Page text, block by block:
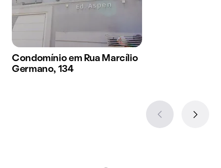
Condomínio em Rua Marcílio
Germano, 134